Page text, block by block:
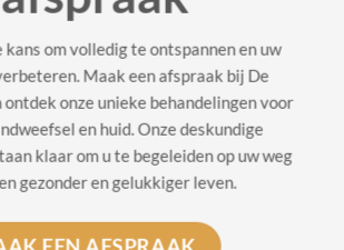
kans om volledig te ontspannen en uw
Maak een afspraak bij De
ontdek onze unieke behandelingen voor
en huid. Onze deskundige
klaar om u te begeleiden op uw weg
gezonder en gelukkiger leven.